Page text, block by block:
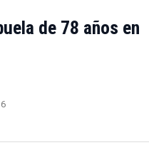
de 78 años en